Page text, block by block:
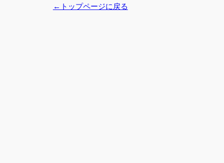
←トップページに戻る